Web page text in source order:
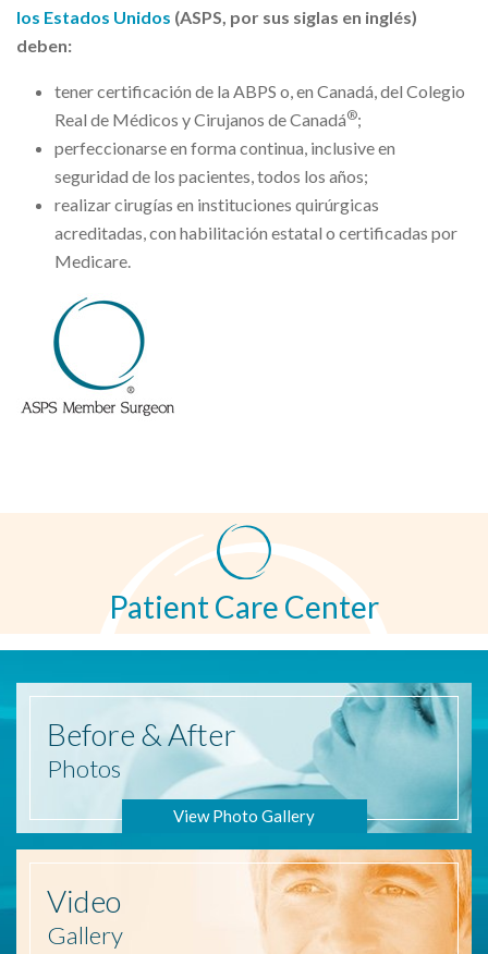
los Estados Unidos (ASPS, por sus siglas en inglés)
deben:
tener certificación de la ABPS o, en Canadá, del Colegio
Real de Médicos y Cirujanos de Canadá®;
perfeccionarse en forma continua, inclusive en
seguridad de los pacientes, todos los años;
realizar cirugías en instituciones quirúrgicas
acreditadas, con habilitación estatal o certificadas por
Medicare.
Patient Care Center
Before & After
Photos
View Photo Gallery
Video
Gallery